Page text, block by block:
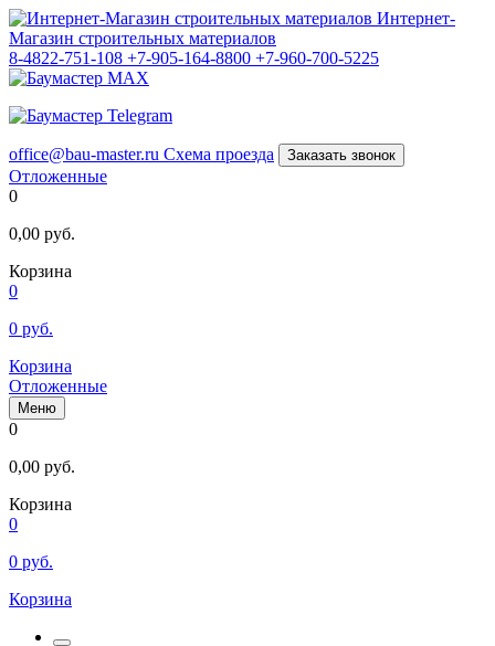
Интернет-
Магазин строительных материалов
8-4822-751-108 +7-905-164-8800 +7-960-700-5225
office@bau-master.ru Схема проезда Заказать звонок
Отложенные
0
0,00 руб.
Корзина
0
0 руб.
Корзина
Отложенные
Меню
0
0,00 руб.
Корзина
0
0 руб.
Корзина